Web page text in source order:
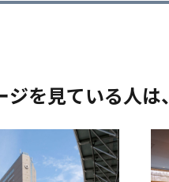
ジを見ている人は、